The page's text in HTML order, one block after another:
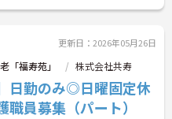
更新日：2026年05月26日
「福寿苑」 株式会社共寿
日勤のみ◎日曜固定休
員募集（パート）